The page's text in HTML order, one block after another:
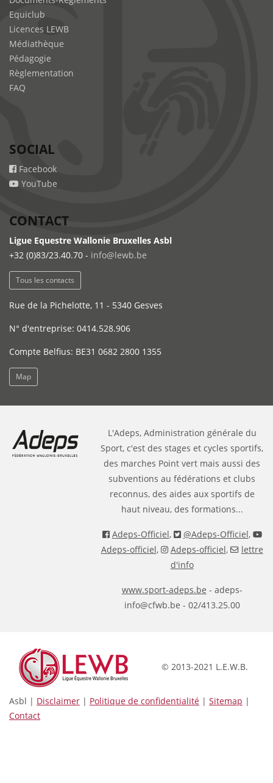
Equiclub
Licences LEWB
Médiathèque
Pédagogie
Règlementation
FAQ
SOCIAL
Facebook
YouTube
CONTACT
Ligue Equestre Wallonie Bruxelles Asbl
+32 (0)83/23.40.70 - info@lewb.be
Tous les contacts
Rue de la Pichelotte, 11 - 5340 Gesves
N° d'entreprise: 0414.528.906
Compte Belfius: BE31 0682 2800 1355
Map
L'Adeps, Administration générale du
Sport, c'est des stages et cycles sportifs,
des marches Point vert mais aussi des
subventions au fédérations et clubs
reconnus, des aides aux sportifs de
haut niveau, des formations...
Adeps-Officiel, @Adeps-Officiel,
Adeps-officiel, Adeps-officiel,
lettre
d'info
www.sport-adeps.be - adeps-
info@cfwb.be - 02/413.25.00
© 2013-2021 L.E.W.B.
Asbl | Disclaimer | Politique de confidentialité | Sitemap |
Contact